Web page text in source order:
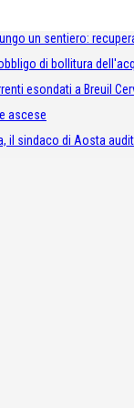
un sentiero:
di bollitura
esondati a Breuil
ascese
il sindaco di Aosta